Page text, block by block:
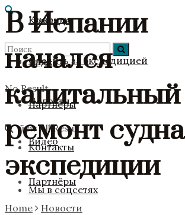
Новости
Видео
Партнёры
Контакты
Мы в соцсетях
Команда
Следить за экспедицией
Новости
Видео
Партнёры
No Result
View All Result
В Испании
начался
капитальный
ремонт судна
экспедиции
Home
Новости